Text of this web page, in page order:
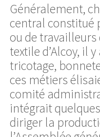
Généralement,
central constitué
ou de travailleurs
textile d’Alcoy, il
tricotage,
ces métiers
comité
intégrait
diriger la